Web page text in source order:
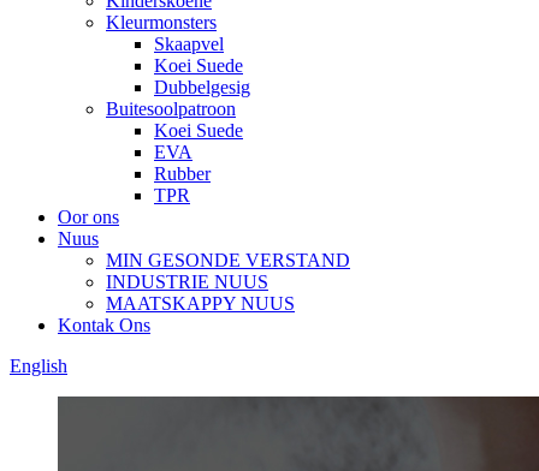
Kleurmonsters
Skaapvel
Koei Suede
Dubbelgesig
Buitesoolpatroon
Koei Suede
EVA
Rubber
TPR
Oor ons
Nuus
MIN GESONDE VERSTAND
INDUSTRIE NUUS
MAATSKAPPY NUUS
Kontak Ons
English